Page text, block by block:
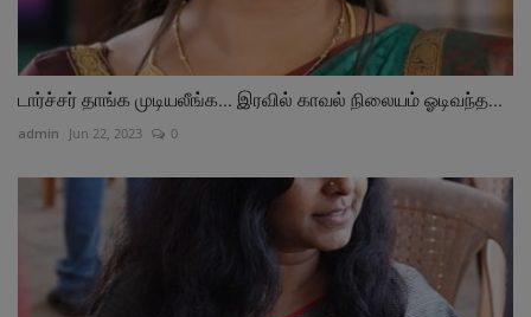
டார்ச்சர் தாங்க முடியலீங்க... இரவில் காவல் நிலையம் ஓடிவந்த...
admin Jun 22, 2023 0